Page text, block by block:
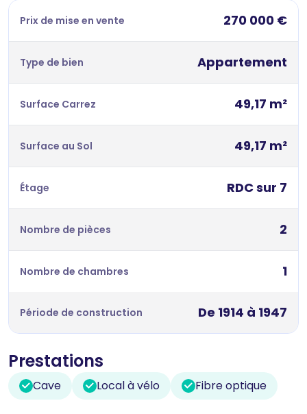
Prix de mise en vente 270 000 €
Type de bien Appartement
Surface Carrez 49,17 m²
Surface au Sol 49,17 m²
Étage RDC sur 7
Nombre de pièces 2
Nombre de chambres 1
Période de construction De 1914 à 1947
Prestations
Cave Local à vélo Fibre optique